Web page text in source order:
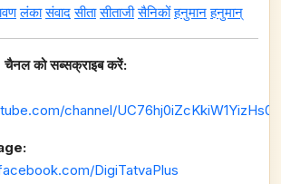
लंका संवाद सीता सीताजी सैनिकों हनुमान हनुमान्
को सब्सक्राइब करें:
channel/
DigiTatvaPlus